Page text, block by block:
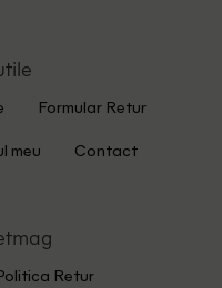
Formular Retur
meu Contact
Retur